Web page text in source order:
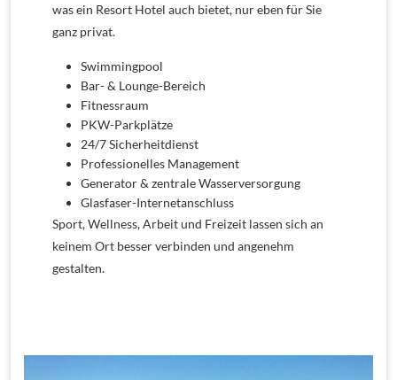
was ein Resort Hotel auch bietet, nur eben für Sie
ganz privat.
Swimmingpool
Bar- & Lounge-Bereich
Fitnessraum
PKW-Parkplätze
24/7 Sicherheitdienst
Professionelles Management
Generator & zentrale Wasserversorgung
Glasfaser-Internetanschluss
Sport, Wellness, Arbeit und Freizeit lassen sich an
keinem Ort besser verbinden und angenehm
gestalten.